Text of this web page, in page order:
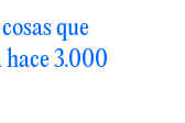
que
3.000